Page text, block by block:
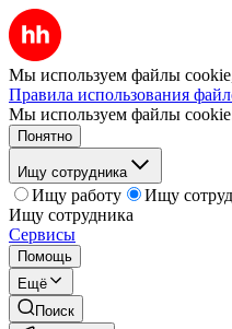
Мы используем файлы cookie,
Правила использования
Мы используем файлы
Понятно
Ищу сотрудника
Ищу работу
Ищу
Ищу сотрудника
Сервисы
Помощь
Ещё
Поиск